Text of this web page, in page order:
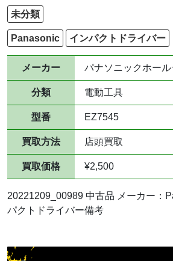
未分類
Panasonic インパクトドライバー
メーカー パナソニックホー
分類 電動工具
型番 EZ7545
買取方法 店頭買取
買取価格 ¥2,500
20221209_00989 中古品 メーカー：
パクトドライバー備考